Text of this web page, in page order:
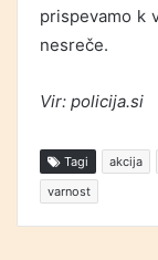
prispevamo k
nesreče.
Vir: policija.si
Tagi akcija
varnost